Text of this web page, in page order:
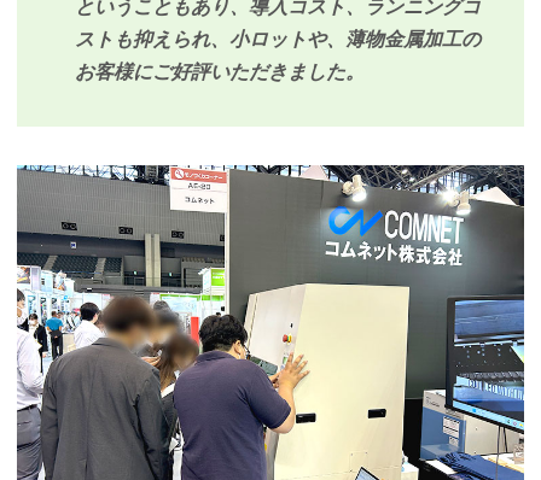
ということもあり、導入コスト、ランニングコ
ストも抑えられ、小ロットや、薄物金属加工の
お客様にご好評いただきました。